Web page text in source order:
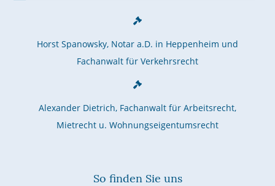
Horst Spanowsky, Notar a.D. in Heppenheim und
Fachanwalt für Verkehrsrecht
Alexander Dietrich, Fachanwalt für Arbeitsrecht,
Mietrecht u. Wohnungseigentumsrecht
So finden Sie uns